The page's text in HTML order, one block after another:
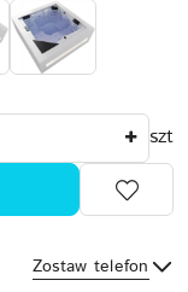
szt
Zostaw telefon